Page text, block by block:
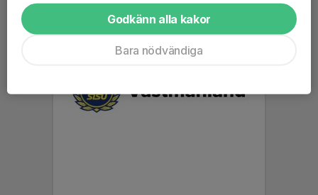
Godkänn alla kakor
Bara nödvändiga